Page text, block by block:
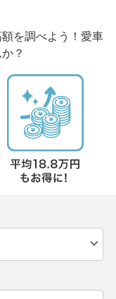
を調べよう！愛車
？